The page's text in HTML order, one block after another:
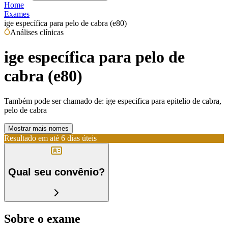
Home
Exames
ige específica para pelo de cabra (e80)
Análises clínicas
ige específica para pelo de
cabra (e80)
Também pode ser chamado de: ige especifica para epitelio de cabra,
pelo de cabra
Mostrar mais nomes
Resultado em até 6 dias úteis
Qual seu convênio?
Sobre o exame